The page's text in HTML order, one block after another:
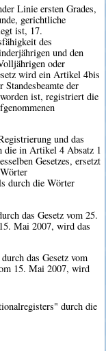
Linie ersten Grades,
gerichtliche
ist, 17.
des
und den
oder
wird ein Artikel 4bis
der
ist, registriert die
und das
die in Artikel 4 Absatz 1
Gesetzes, ersetzt
durch die Wörter
das Gesetz vom 25.
Mai 2007, wird das
das Gesetz vom
15. Mai 2007, wird
durch die